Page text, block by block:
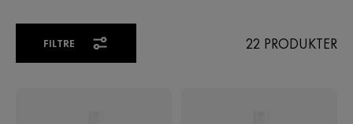
FILTRE 22 PRODUKTER